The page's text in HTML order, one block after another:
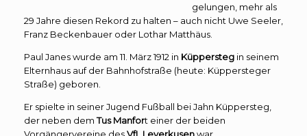
gelungen, mehr als
29 Jahre diesen Rekord zu halten – auch nicht Uwe Seeler,
Franz Beckenbauer oder Lothar Matthäus.
Paul Janes wurde am 11. März 1912 in Küppersteg in seinem
Elternhaus auf der Bahnhofstraße (heute: Küppersteger
Straße) geboren.
Er spielte in seiner Jugend Fußball bei Jahn Küppersteg,
der neben demTus Manfort einer der beiden
Vorgängervereine desVfL Leverkusenwar.